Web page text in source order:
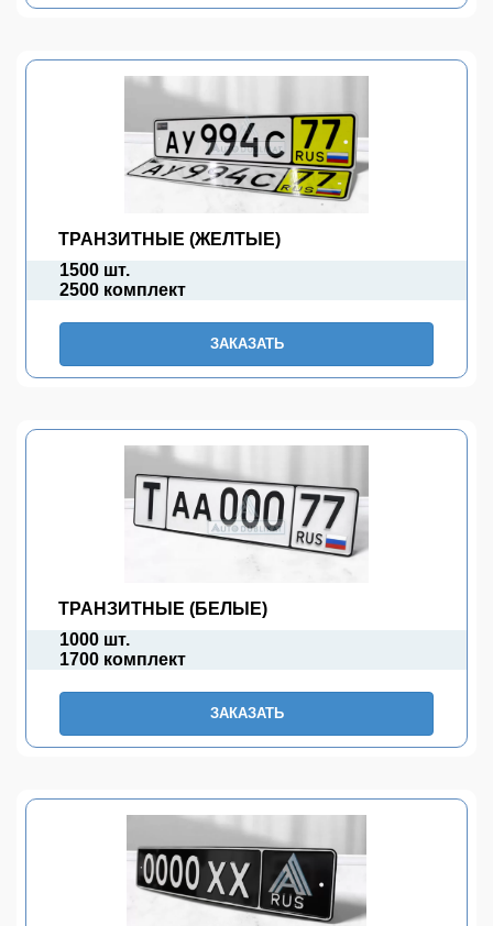
ТРАНЗИТНЫЕ (ЖЕЛТЫЕ)
1500 шт.
2500 комплект
ЗАКАЗАТЬ
ТРАНЗИТНЫЕ (БЕЛЫЕ)
1000 шт.
1700 комплект
ЗАКАЗАТЬ